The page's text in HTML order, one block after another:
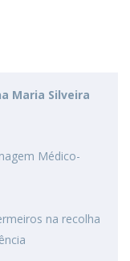
Maria Silveira
Médico-
na recolha